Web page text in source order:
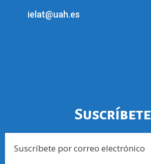
ielat@uah.es
Suscríbete
Suscríbete por correo electrónico